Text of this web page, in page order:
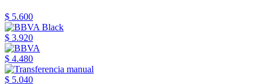
$ 5.600
$ 3.920
$ 4.480
$ 5.040